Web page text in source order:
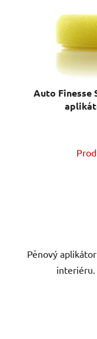
Auto Finesse
Pěnový
interiéru.